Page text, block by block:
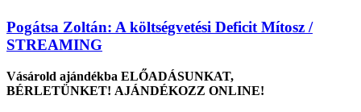
Pogátsa Zoltán: A költségvetési Deficit Mítosz /
STREAMING
Vásárold ajándékba ELŐADÁSUNKAT,
BÉRLETÜNKET! AJÁNDÉKOZZ ONLINE!